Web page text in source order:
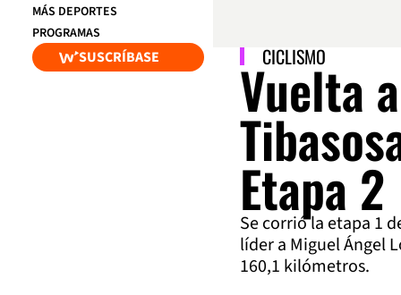
MÁS DEPORTES
PROGRAMAS
SUSCRÍBASE CICLISMO
Vuelta
Etapa 2
Se corrió la etapa 1
líder a Miguel Ángel
160,1 kilómetros.